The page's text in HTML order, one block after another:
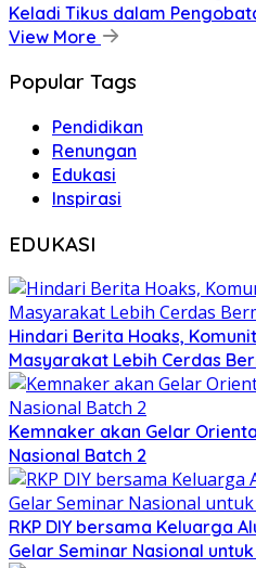
Keladi Tikus dalam
View More
Popular Tags
Pendidikan
Renungan
Edukasi
Inspirasi
EDUKASI
Hindari Berita Hoaks,
Masyarakat Lebih Cerdas
Kemnaker akan Gelar
Nasional Batch 2
RKP DIY bersama Keluarga
Gelar Seminar Nasional